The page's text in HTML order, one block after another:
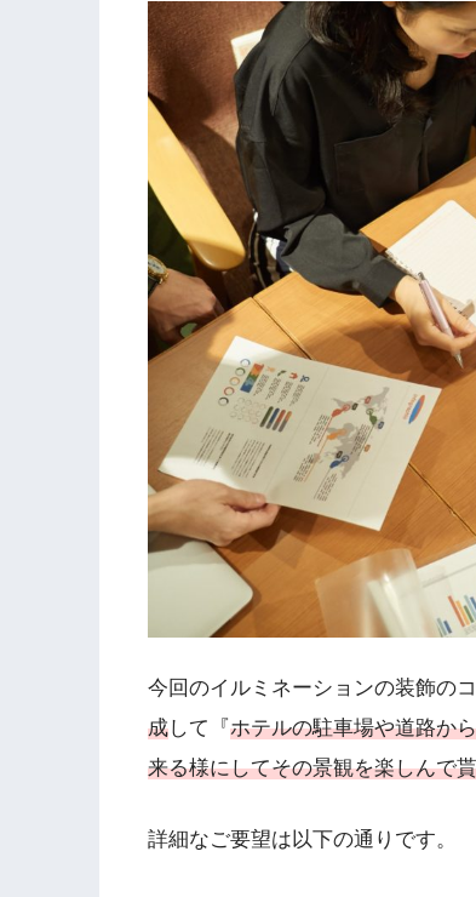
今回のイルミネーションの装飾の
成して『ホテルの駐車場や道路か
来る様にしてその景観を楽しんで
詳細なご要望は以下の通りです。